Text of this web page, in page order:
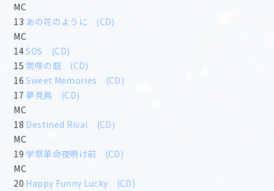
MC
13 あの花のように
(CD)
MC
14SOS
(CD)
15 常咲の庭
(CD)
16Sweet Memories
(CD)
17 夢見鳥
(CD)
MC
18 Destined Rival
(CD)
MC
19学祭革命夜明け前
(CD)
MC
20 Happy Funny Lucky
(CD)